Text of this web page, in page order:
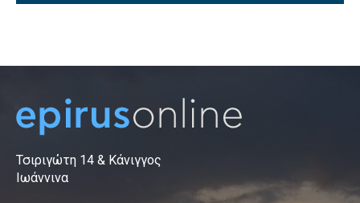
Τσιριγώτη 14 & Κάνιγγος
Ιωάννινα